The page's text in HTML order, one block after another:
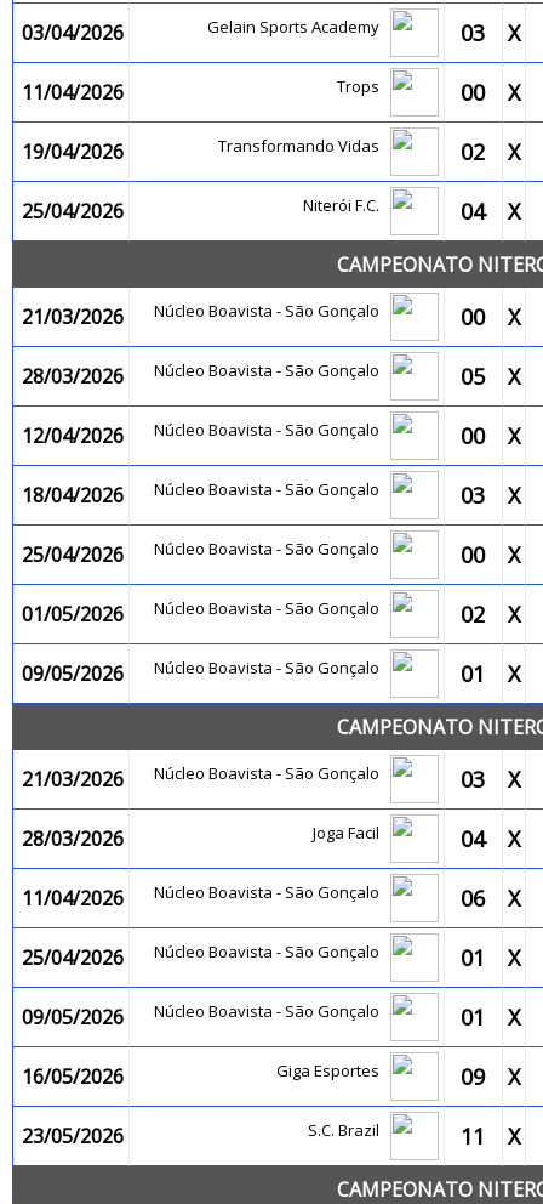
03/04/2026 Gelain Sports Academy 03 X
11/04/2026 Trops 00 X
19/04/2026 Transformando Vidas 02 X
25/04/2026 Niterói F.C. 04 X
CAMPEONATO
21/03/2026
Núcleo Boavista - São Gonçalo 00 X
28/03/2026 Núcleo Boavista - São Gonçalo 05 X
12/04/2026 Núcleo Boavista - São Gonçalo 00 X
18/04/2026 Núcleo Boavista - São Gonçalo 03 X
25/04/2026 Núcleo Boavista - São Gonçalo 00 X
01/05/2026 Núcleo Boavista - São Gonçalo 02 X
09/05/2026 Núcleo Boavista - São Gonçalo 01 X
CAMPEONATO
21/03/2026
Núcleo Boavista - São Gonçalo 03 X
28/03/2026 Joga Facil 04 X
11/04/2026 Núcleo Boavista - São Gonçalo 06 X
25/04/2026 Núcleo Boavista - São Gonçalo 01 X
09/05/2026 Núcleo Boavista - São Gonçalo 01 X
16/05/2026 Giga Esportes 09 X
23/05/2026 S.C. Brazil 11 X
CAMPEONATO